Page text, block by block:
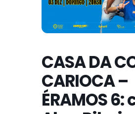
CASA DA
CARIOCA –
ÉRAMOS 6: